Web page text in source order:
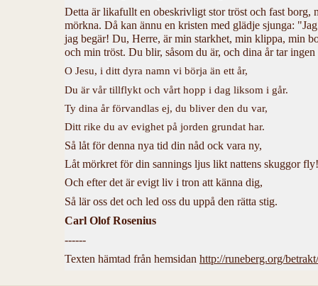
Detta är likafullt en obeskrivligt stor tröst och fast borg,
mörkna. Då kan ännu en kristen med glädje sjunga:
jag begär! Du, Herre, är min starkhet, min klippa, min
och min tröst. Du blir, såsom du är, och dina år tar
O Jesu, i ditt dyra namn vi börja än ett år,
Du är vår tillflykt och vårt hopp i dag liksom i går.
Ty dina år förvandlas ej, du bliver den du var,
Ditt rike du av evighet på jorden grundat har.
Så låt för denna nya tid din nåd ock vara ny,
Låt mörkret för din sannings ljus likt nattens skuggor fly!
Och efter det är evigt liv i tron att känna dig,
Så lär oss det och led oss du uppå den rätta stig.
Carl Olof Rosenius
------
Texten hämtad från hemsidan http://runeberg.org/betrakt/